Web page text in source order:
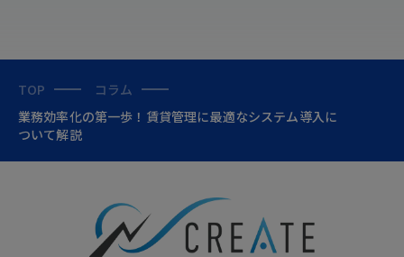
TOP
コラム
業務効率化の第一歩！賃貸管理に最適なシステム導入に
ついて解説